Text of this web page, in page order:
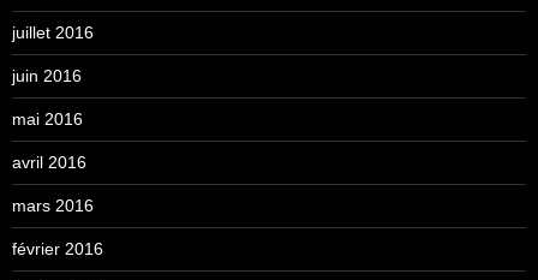
juillet 2016
juin 2016
mai 2016
avril 2016
mars 2016
février 2016